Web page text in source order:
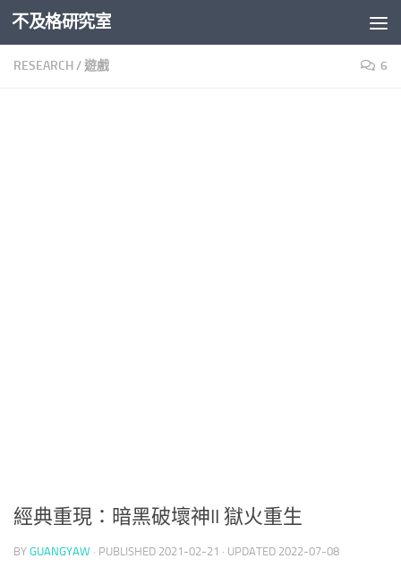
Skip to content
不及格研究室
RESEARCH/遊戲 6
經典重現：暗黑破壞神II 獄火重生
BY GUANGYAW · PUBLISHED 2021-02-21 · UPDATED 2022-07-08